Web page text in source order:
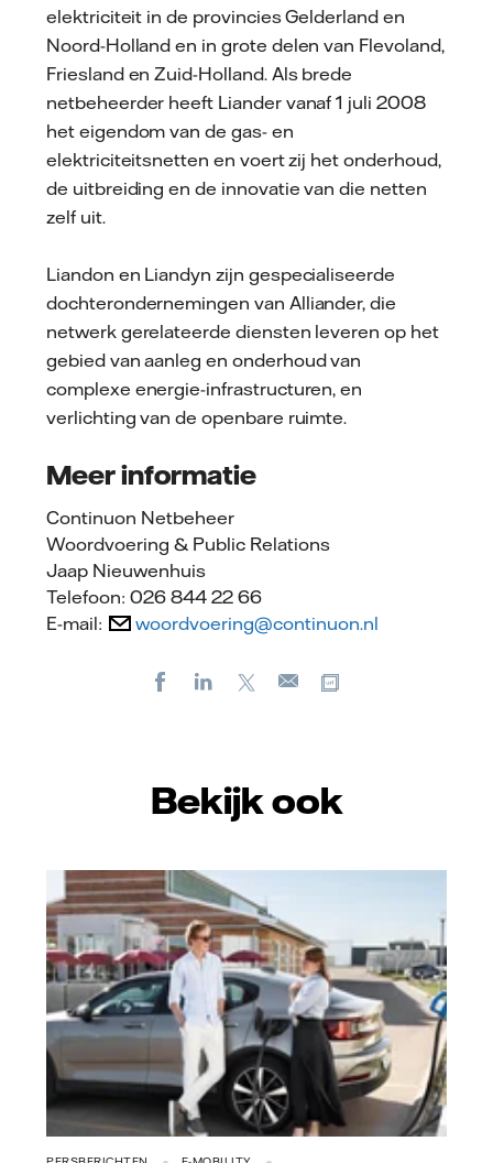
elektriciteit in de provincies Gelderland en
Noord-Holland en in grote delen van Flevoland,
Friesland en Zuid-Holland. Als brede
netbeheerder heeft Liander vanaf 1 juli 2008
het eigendom van de gas- en
elektriciteitsnetten en voert zij het onderhoud,
de uitbreiding en de innovatie van die netten
zelf uit.
Liandon en Liandyn zijn gespecialiseerde
dochterondernemingen van Alliander, die
netwerk gerelateerde diensten leveren op het
gebied van aanleg en onderhoud van
complexe energie-infrastructuren, en
verlichting van de openbare ruimte.
Meer informatie
Continuon Netbeheer
Woordvoering & Public Relations
Jaap Nieuwenhuis
Telefoon: 026 844 22 66
E-mail:
woordvoering@continuon.nl
FacebookLinkedIn
E-
Bekijk ook
Vattenfall/Jeanette Hägglund